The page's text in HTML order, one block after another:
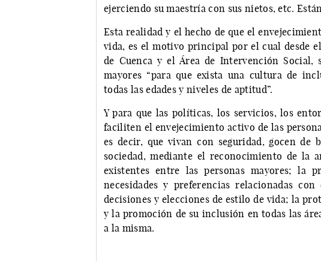
ejerciendo su maestría con sus nietos, etc.
Esta realidad y el hecho de que el
vida, es el motivo principal por el cual desde
de Cuenca y el Área de Intervención Social,
mayores “para que exista una cultura de
todas las edades y niveles de aptitud”.
Y para que las políticas, los servicios, los
faciliten el envejecimiento activo de las
es decir, que vivan con seguridad, gocen de
sociedad, mediante el reconocimiento de la
existentes entre las personas mayores; la
necesidades y preferencias relacionadas
decisiones y elecciones de estilo de vida; la
y la promoción de su inclusión en todas las
a la misma.